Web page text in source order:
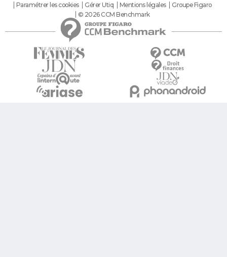
Paramétrer les cookies
Gérer Utiq Mentions légales
Groupe Figaro
© 2026 CCM Benchmark